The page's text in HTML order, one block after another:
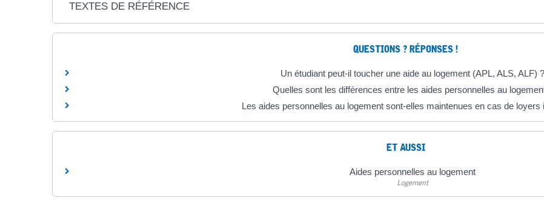
TEXTES DE RÉFÉRENCE
QUESTIONS ? RÉPONSES !
Un étudiant peut-il toucher une aide au logement (APL, ALS, ALF) ?
Quelles sont les différences entre les aides personnelles au
Les aides personnelles au logement sont-elles maintenues en cas de loyers
ET AUSSI
Aides personnelles au logement
Logement